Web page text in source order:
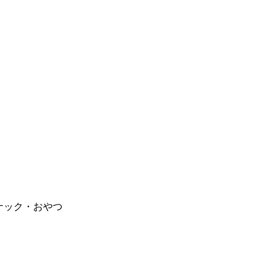
ック・おやつ